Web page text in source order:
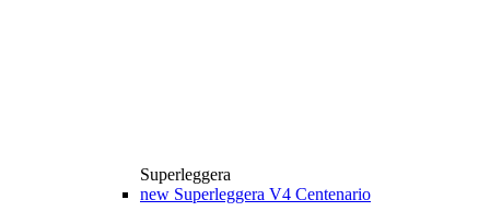
Superleggera
new Superleggera V4 Centenario